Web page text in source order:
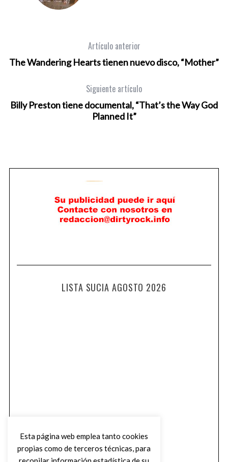
Artículo anterior
The Wandering Hearts tienen nuevo disco, “Mother”
Siguiente artículo
Billy Preston tiene documental, “That’s the Way God
Planned It”
LISTA SUCIA AGOSTO 2026
Esta página web emplea tanto cookies
propias como de terceros técnicas, para